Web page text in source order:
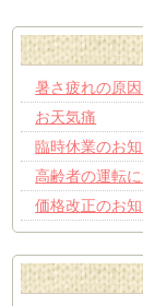
暑さ疲れの原因
お天気痛
臨時休業のお
高齢者の運転
価格改正のお